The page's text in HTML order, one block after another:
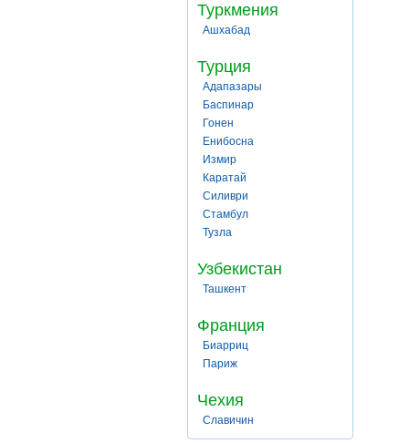
Туркмения
Ашхабад
Турция
Адапазары
Баспинар
Гонен
Енибосна
Измир
Каратай
Силиври
Стамбул
Тузла
Узбекистан
Ташкент
Франция
Биарриц
Париж
Чехия
Славичин